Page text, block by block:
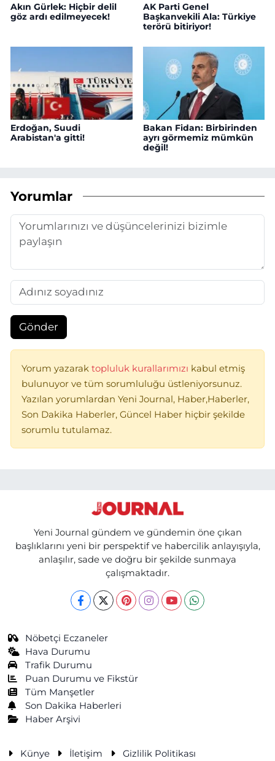
Akın Gürlek: Hiçbir delil
göz ardı edilmeyecek!
AK Parti Genel
Başkanvekili Ala: Türkiye
terörü bitiriyor!
Erdoğan, Suudi
Arabistan'a gitti!
Bakan Fidan: Birbirinden
ayrı görmemiz mümkün
değil!
Yorumlar
Gönder
Yorum yazarak topluluk kurallarımızı kabul etmiş
bulunuyor ve tüm sorumluluğu üstleniyorsunuz.
Yazılan yorumlardan Yeni Journal, Haber,Haberler,
Son Dakika Haberler, Güncel Haber hiçbir şekilde
sorumlu tutulamaz.
Yeni Journal gündem ve gündemin öne çıkan
başlıklarını yeni bir perspektif ve habercilik anlayışıyla,
anlaşılır, sade ve doğru bir şekilde sunmaya
çalışmaktadır.
Nöbetçi Eczaneler
Hava Durumu
Trafik Durumu
Puan Durumu ve Fikstür
Tüm Manşetler
Son Dakika Haberleri
Haber Arşivi
Künye İletişim Gizlilik Politikası